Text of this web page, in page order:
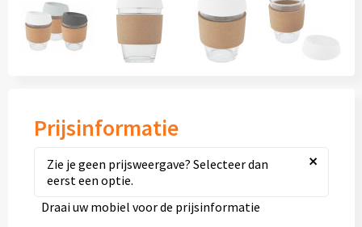
Grote mokken
Milieuvriendelijke mokken
Prijsinformatie
Zie je geen prijsweergave? Selecteer dan
eerst een optie.
×
Draai uw mobiel voor de prijsinformatie